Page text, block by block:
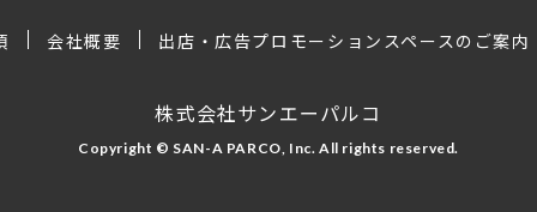
会社概要 出店・広告プロモーションスペースのご案内
株式会社サンエーパルコ
Copyright © SAN-A PARCO, Inc. All rights reserved.